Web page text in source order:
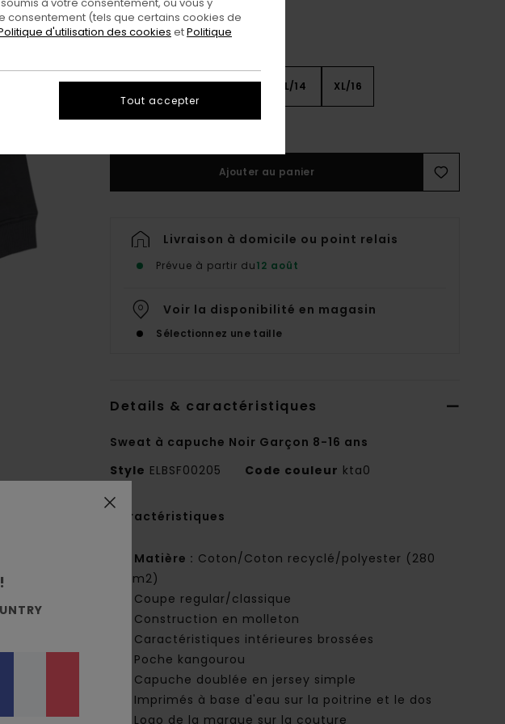
XS/8 S/10 M/12 L/14 XL/16
Ajouter au panier
Livraison à domicile ou point relais
Prévue à partir du12 août
Voir la disponibilité en magasin
Sélectionnez une taille
Details & caractéristiques
Sweat à capuche Noir Garçon 8-16 ans
Style ELBSF00205 Code couleur kta0
Caractéristiques
Matière : Coton/Coton recyclé/polyester (280
g/m2)
Coupe regular/classique
Construction en molleton
Caractéristiques intérieures brossées
Poche kangourou
Capuche doublée en jersey simple
Imprimés à base d'eau sur la poitrine et le dos
Logo de la marque sur la couture
consentement (tels que certains cookies de
d'utilisation des cookies etPolitique
Tout accepter